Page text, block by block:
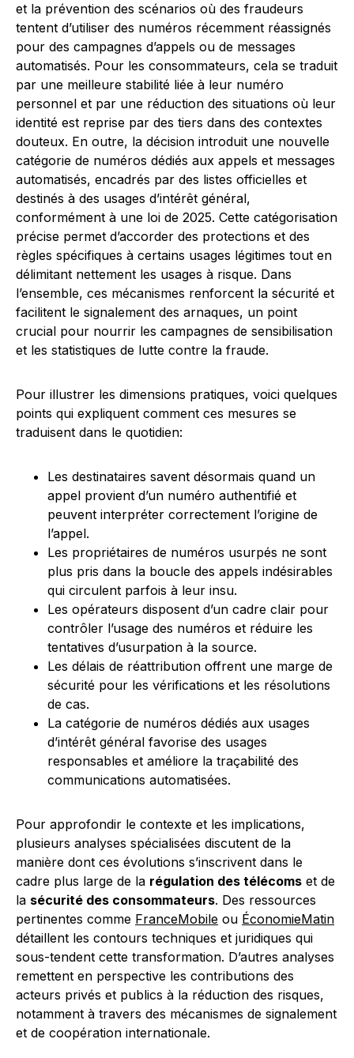
et la prévention des scénarios où des fraudeurs
tentent d’utiliser des numéros récemment réassignés
pour des campagnes d’appels ou de messages
automatisés. Pour les consommateurs, cela se traduit
par une meilleure stabilité liée à leur numéro
personnel et par une réduction des situations où leur
identité est reprise par des tiers dans des contextes
douteux. En outre, la décision introduit une nouvelle
catégorie de numéros dédiés aux appels et messages
automatisés, encadrés par des listes officielles et
destinés à des usages d’intérêt général,
conformément à une loi de 2025. Cette catégorisation
précise permet d’accorder des protections et des
règles spécifiques à certains usages légitimes tout en
délimitant nettement les usages à risque. Dans
l’ensemble, ces mécanismes renforcent la sécurité et
facilitent le signalement des arnaques, un point
crucial pour nourrir les campagnes de sensibilisation
et les statistiques de lutte contre la fraude.
Pour illustrer les dimensions pratiques, voici quelques
points qui expliquent comment ces mesures se
traduisent dans le quotidien:
Les destinataires savent désormais quand un
appel provient d’un numéro authentifié et
peuvent interpréter correctement l’origine de
l’appel.
Les propriétaires de numéros usurpés ne sont
plus pris dans la boucle des appels indésirables
qui circulent parfois à leur insu.
Les opérateurs disposent d’un cadre clair pour
contrôler l’usage des numéros et réduire les
tentatives d’usurpation à la source.
Les délais de réattribution offrent une marge de
sécurité pour les vérifications et les résolutions
de cas.
La catégorie de numéros dédiés aux usages
d’intérêt général favorise des usages
responsables et améliore la traçabilité des
communications automatisées.
Pour approfondir le contexte et les implications,
plusieurs analyses spécialisées discutent de la
manière dont ces évolutions s’inscrivent dans le
cadre plus large de la régulation des télécoms et de
la sécurité des consommateurs. Des ressources
pertinentes comme FranceMobile ou ÉconomieMatin
détaillent les contours techniques et juridiques qui
sous-tendent cette transformation. D’autres analyses
remettent en perspective les contributions des
acteurs privés et publics à la réduction des risques,
notamment à travers des mécanismes de signalement
et de coopération internationale.